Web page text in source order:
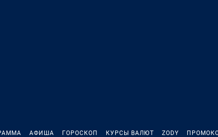
АФИША ГОРОСКОП КУРСЫ ВАЛЮТ ZODY